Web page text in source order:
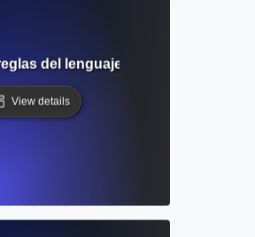
del lenguaje, la estructura de
View details